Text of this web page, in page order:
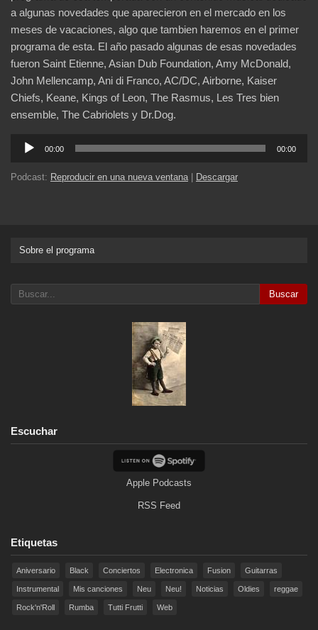
a algunas novedades que aparecieron en el mercado en los
meses de vacaciones, algo que tambien haremos en el primer
programa de esta. El año pasado algunas de esas novedades
fueron Saint Etienne, Asian Dub Foundation, Amy McDonald,
John Mellencamp, Ani di Franco, AC/DC, Airborne, Kaiser
Chiefs, Keane, Kings of Leon, The Rasmus, Les Tres bien
ensemble, The Cabriolets y Dr.Dog.
Reproductor
audio
00:00 00:00
Podcast: Reproducir en una nueva ventana | Descargar
Sobre el programa
Buscar
Escuchar
Apple Podcasts
RSS Feed
Etiquetas
Aniversario Black Conciertos Electronica Fusion Guitarras
Instrumental Mis canciones Neu Neu! Noticias Oldies reggae
Rock'n'Roll Rumba Tutti Frutti Web